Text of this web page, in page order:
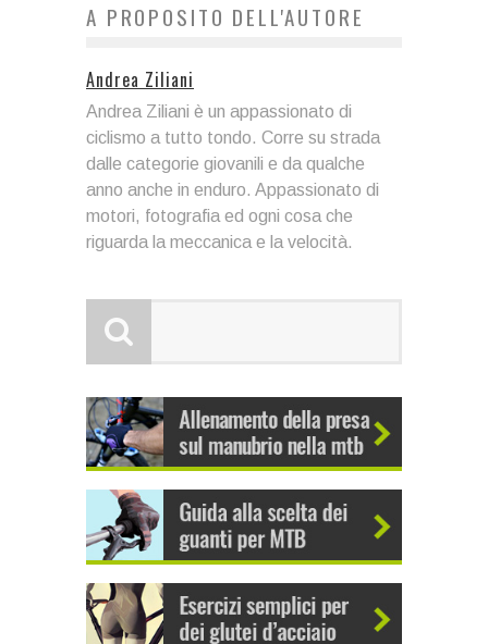
A PROPOSITO DELL'AUTORE
Andrea Ziliani
Andrea Ziliani è un appassionato di
ciclismo a tutto tondo. Corre su strada
dalle categorie giovanili e da qualche
anno anche in enduro. Appassionato di
motori, fotografia ed ogni cosa che
riguarda la meccanica e la velocità.